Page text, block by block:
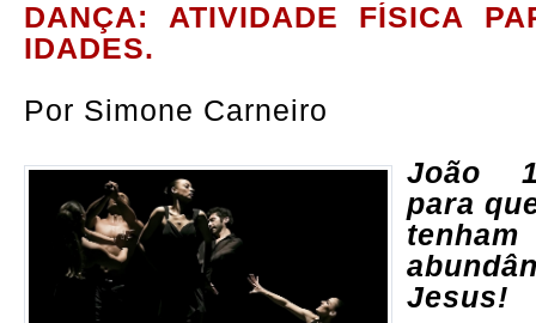
DANÇA: ATIVIDADE FÍSICA
IDADES.
Por Simone Carneiro
João
para
Jesus!